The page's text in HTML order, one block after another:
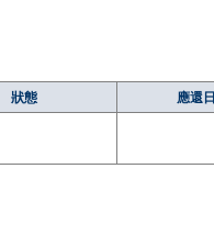
狀態 應還